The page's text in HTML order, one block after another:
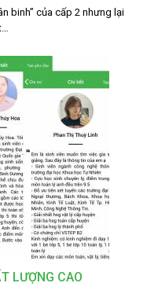
binh” của cấp 2 nhưng lại
LƯỢNG CAO